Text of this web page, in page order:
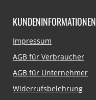
KUNDENINFORMATIONEN
Navigation
Impressum
AGB für Verbraucher
AGB für Unternehmer
Widerrufsbelehrung